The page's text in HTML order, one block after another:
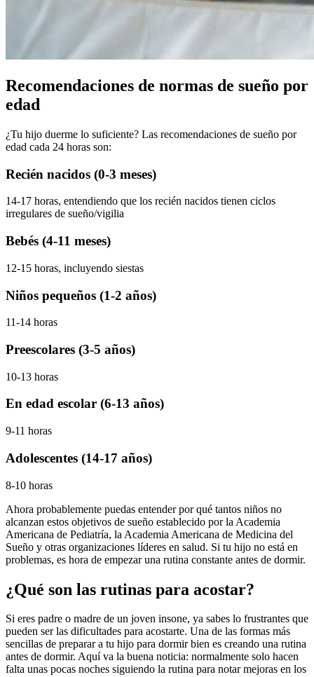
Recomendaciones de normas de sueño por
edad
¿Tu hijo duerme lo suficiente? Las recomendaciones de sueño por
edad cada 24 horas son:
Recién nacidos (0-3 meses)
14-17 horas, entendiendo que los recién nacidos tienen ciclos
irregulares de sueño/vigilia
Bebés (4-11 meses)
12-15 horas, incluyendo siestas
Niños pequeños (1-2 años)
11-14 horas
Preescolares (3-5 años)
10-13 horas
En edad escolar (6-13 años)
9-11 horas
Adolescentes (14-17 años)
8-10 horas
Ahora probablemente puedas entender por qué tantos niños no
alcanzan estos objetivos de sueño establecido por la Academia
Americana de Pediatría, la Academia Americana de Medicina del
Sueño y otras organizaciones líderes en salud. Si tu hijo no está en
problemas, es hora de empezar una rutina constante antes de dormir.
¿Qué son las rutinas para acostar?
Si eres padre o madre de un joven insone, ya sabes lo frustrantes que
pueden ser las dificultades para acostarte. Una de las formas más
sencillas de preparar a tu hijo para dormir bien es creando una rutina
antes de dormir. Aquí va la buena noticia: normalmente solo hacen
falta unas pocas noches siguiendo la rutina para notar mejoras en los